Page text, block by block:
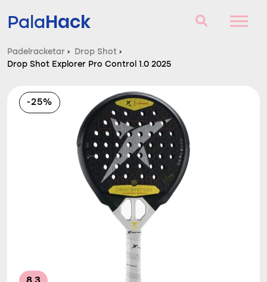
PalaHack
Padelracketar
Frågor och svar
Komparator
Padelracketar › Drop Shot ›
Drop Shot Explorer Pro Control 1.0 2025
-25%